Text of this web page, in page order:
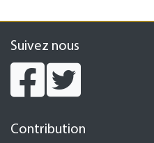
Suivez nous
Contribution